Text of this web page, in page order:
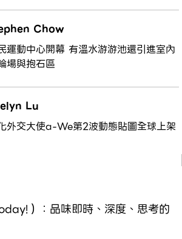
Chow
運動中心開幕 有溫水游游池還引進室內
場與抱石區
Lu
外交大使a-We第2波動態貼圖全球上架
）：品味即時、深度、思考的